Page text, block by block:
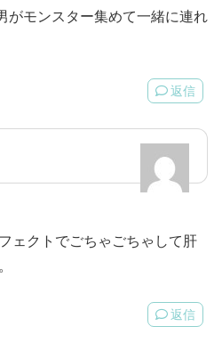
がモンスター集めて一緒に連れ
返信
ェクトでごちゃごちゃして肝
返信